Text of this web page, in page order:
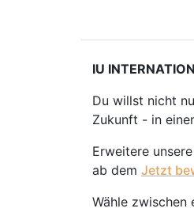
IU
Du willst nicht
Zukunft - in
Erweitere
ab dem Jetzt
Wähle zwischen